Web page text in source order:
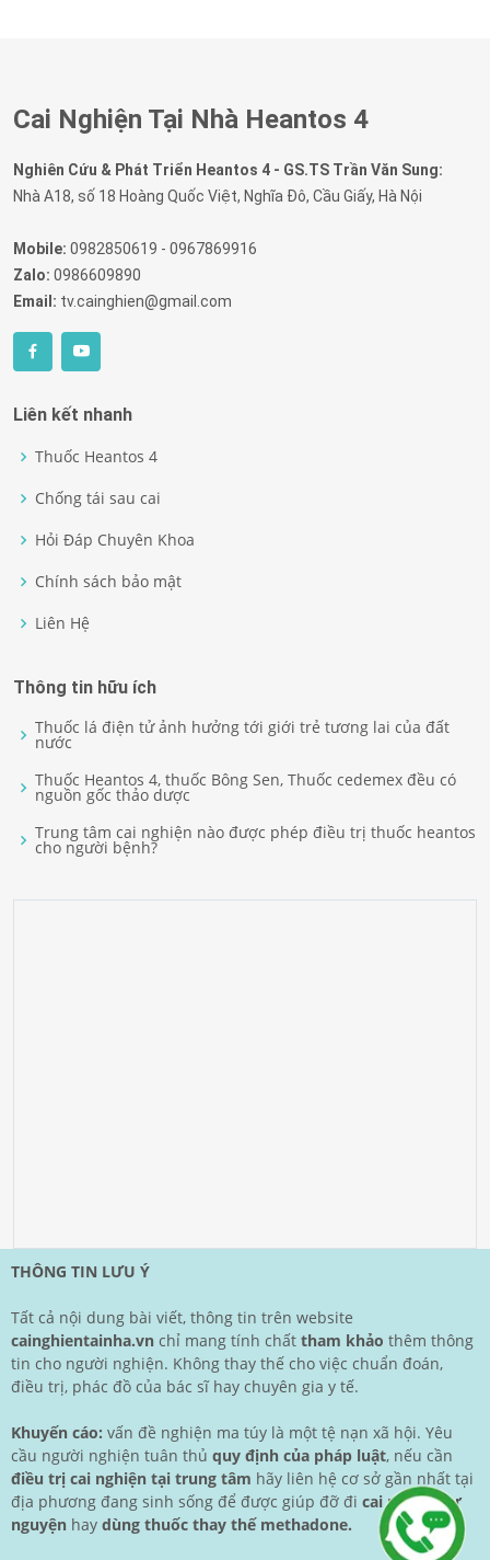
Cai Nghiện Tại Nhà Heantos 4
Nghiên Cứu & Phát Triển Heantos 4 - GS.TS Trần Văn Sung:
Nhà A18, số 18 Hoàng Quốc Việt, Nghĩa Đô, Cầu Giấy, Hà Nội
Mobile: 0982850619 - 0967869916
Zalo: 0986609890
Email: tv.cainghien@gmail.com
Liên kết nhanh
Thuốc Heantos 4
Chống tái sau cai
Hỏi Đáp Chuyên Khoa
Chính sách bảo mật
Liên Hệ
Thông tin hữu ích
Thuốc lá điện tử ảnh hưởng tới giới trẻ tương lai của đất
nước
Thuốc Heantos 4, thuốc Bông Sen, Thuốc cedemex đều có
nguồn gốc thảo dược
Trung tâm cai nghiện nào được phép điều trị thuốc heantos
cho người bệnh?
THÔNG TIN LƯU Ý
Tất cả nội dung bài viết, thông tin trên website
cainghientainha.vn chỉ mang tính chất tham khảo thêm thông
tin cho người nghiện. Không thay thế cho việc chuẩn đoán,
điều trị, phác đồ của bác sĩ hay chuyên gia y tế.
Khuyến cáo: vấn đề nghiện ma túy là một tệ nạn xã hội. Yêu
cầu người nghiện tuân thủ quy định của pháp luật, nếu cần
điều trị cai nghiện tại trung tâm hãy liên hệ cơ sở gần nhất tại
địa phương đang sinh sống để được giúp đỡ đi cai nghiện tự
nguyện hay dùng thuốc thay thế methadone.